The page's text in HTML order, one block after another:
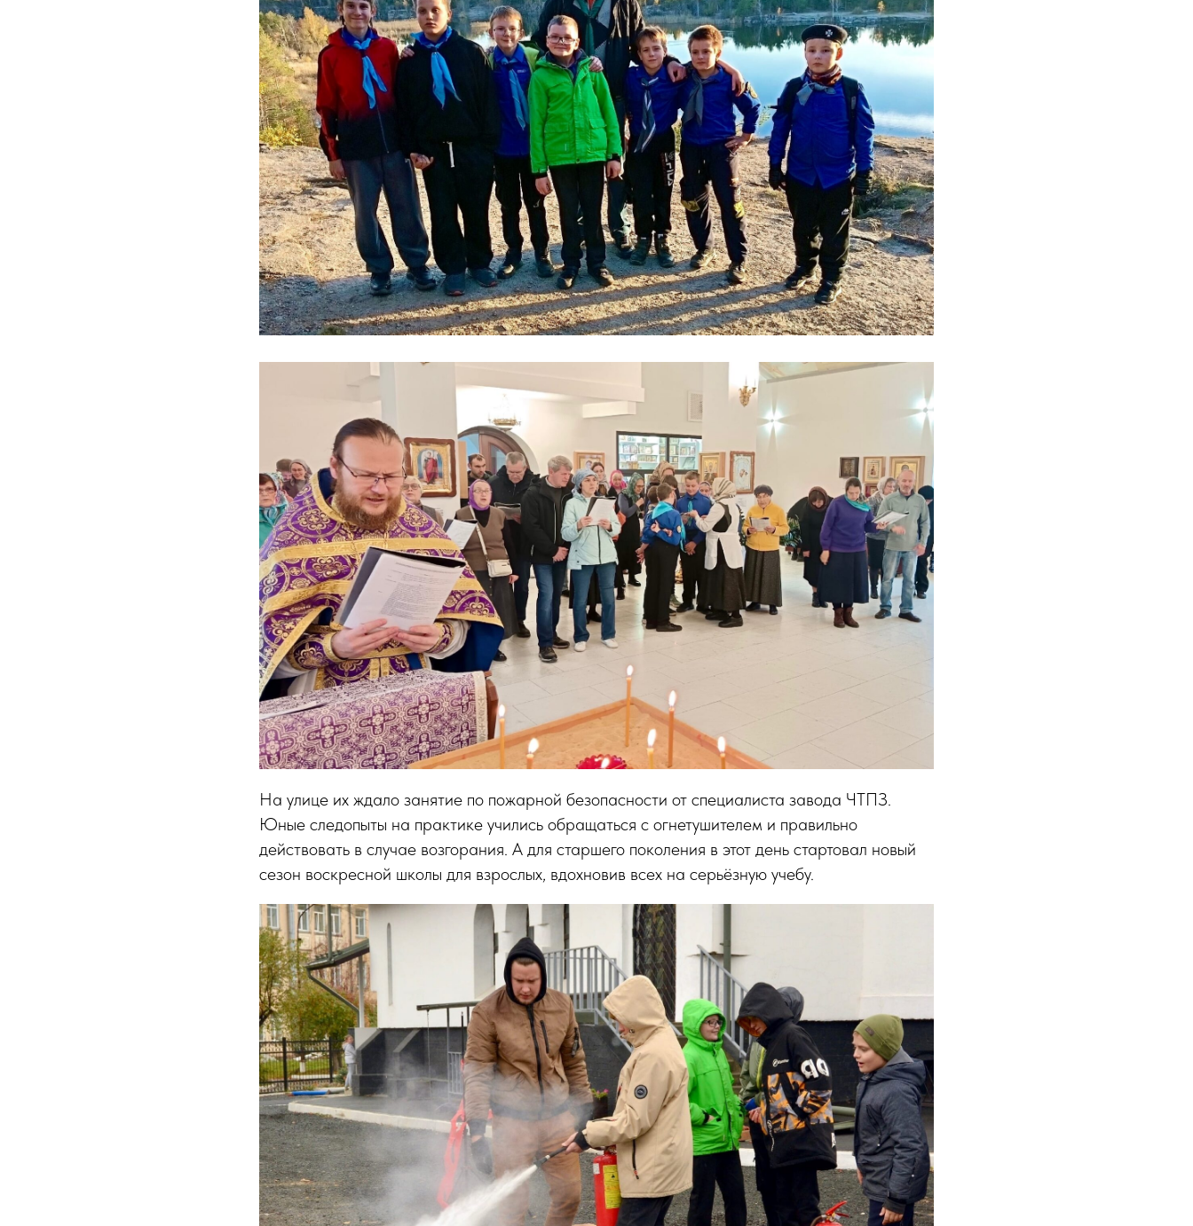
На улице их ждало занятие по пожарной безопасности от специалиста завода ЧТПЗ.
Юные следопыты на практике учились обращаться с огнетушителем и правильно
действовать в случае возгорания. А для старшего поколения в этот день стартовал новый
сезон воскресной школы для взрослых, вдохновив всех на серьёзную учебу.